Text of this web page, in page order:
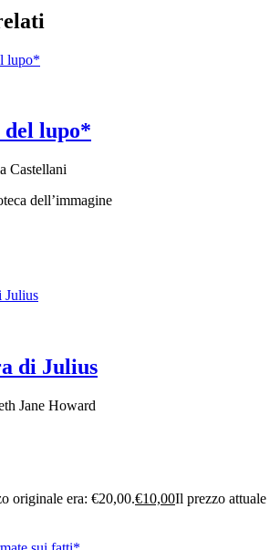
lupo*
Castellani
dell’immagine
di Julius
Jane Howard
originale era: €20,00.€10,00Il prezzo attuale